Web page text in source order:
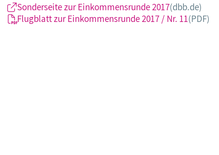
Sonderseite zur Einkommensrunde 2017(dbb.de)
Flugblatt zur Einkommensrunde 2017 / Nr. 11(PDF)